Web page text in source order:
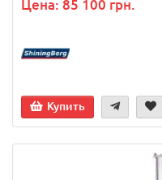
Цена: 85 100 грн.
Купить